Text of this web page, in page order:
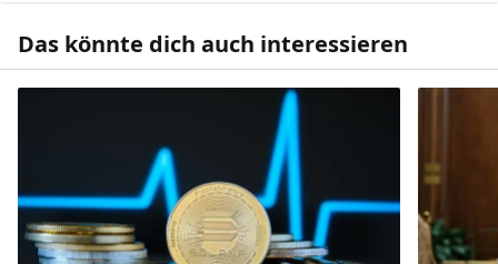
Das könnte dich auch interessieren